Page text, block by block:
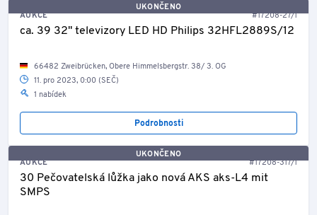
UKONČENO
AUKCE
#17208-27/1
ca. 39 32" televizory LED HD Philips 32HFL2889S/12
66482 Zweibrücken, Obere Himmelsbergstr. 38/ 3. OG
11. pro 2023, 0:00 (SEČ)
1 nabídek
Podrobnosti
UKONČENO
AUKCE
#17208-317/1
30 Pečovatelská lůžka jako nová AKS aks-L4 mit
SMPS